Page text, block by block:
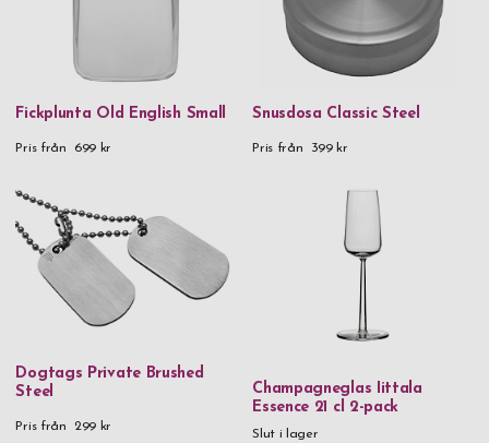
Fickplunta Old English Small
Pris från 699 kr
Snusdosa Classic Steel
Pris från 399 kr
Dogtags Private Brushed
Steel
Pris från 299 kr
Champagneglas Iittala
Essence 21 cl 2-pack
Slut i lager